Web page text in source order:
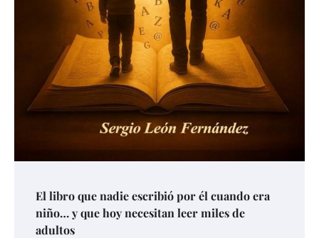
El libro que nadie escribió por él cuando era
niño… y que hoy necesitan leer miles de
adultos